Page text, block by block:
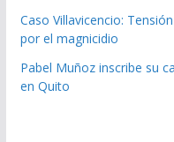
Caso Villavicencio:
por el magnicidio
Pabel Muñoz inscribe su
en Quito